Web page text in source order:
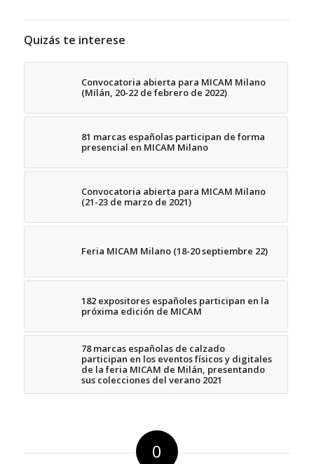
Quizás te interese
Convocatoria abierta para MICAM Milano
(Milán, 20-22 de febrero de 2022)
81 marcas españolas participan de forma
presencial en MICAM Milano
Convocatoria abierta para MICAM Milano
(21-23 de marzo de 2021)
Feria MICAM Milano (18-20 septiembre 22)
182 expositores españoles participan en la
próxima edición de MICAM
78 marcas españolas de calzado
participan en los eventos físicos y digitales
de la feria MICAM de Milán, presentando
sus colecciones del verano 2021
0